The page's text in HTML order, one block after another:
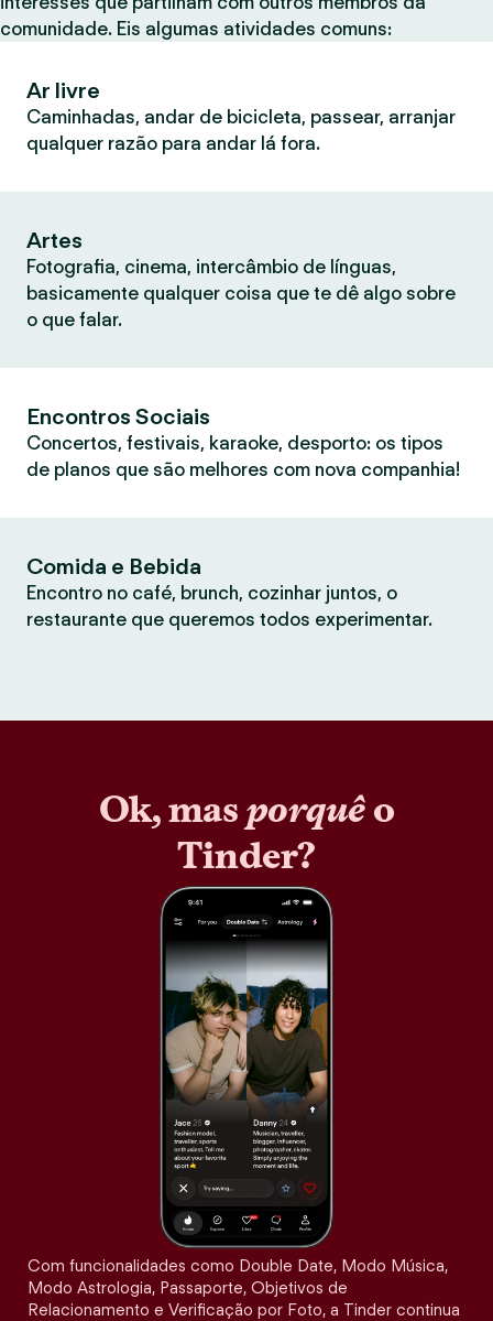
comunidade. Eis algumas atividades comuns:
Ar livre
Caminhadas, andar de bicicleta, passear, arranjar
qualquer razão para andar lá fora.
Artes
Fotografia, cinema, intercâmbio de línguas,
basicamente qualquer coisa que te dê algo sobre
o que falar.
Encontros Sociais
Concertos, festivais, karaoke, desporto: os tipos
de planos que são melhores com nova companhia!
Comida e Bebida
Encontro no café, brunch, cozinhar juntos, o
restaurante que queremos todos experimentar.
Ok, masporquêo
Tinder?
Com funcionalidades como Double Date, Modo Música,
Modo Astrologia, Passaporte, Objetivos de
Relacionamento e Verificação por Foto, a Tinder continua